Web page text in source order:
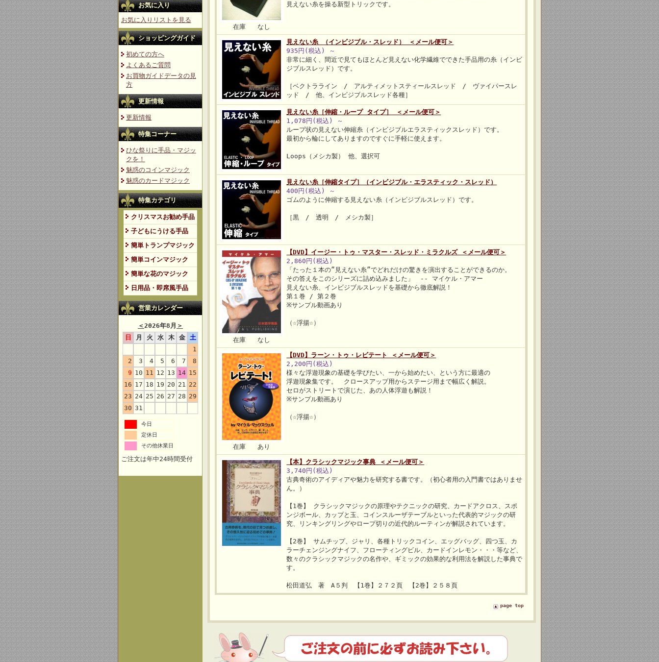
お気に入り
お気に入りリストを見る
ショッピングガイド
初めての方へ
よくあるご質問
お買物ガイドデータの見
方
更新情報
更新情報
特集コーナー
ひな祭りに手品・マジッ
クを！
魅惑のコインマジック
魅惑のカードマジック
特集カテゴリ
クリスマスお勧め手品
子どもにうける手品
簡単トランプマジック
簡単コインマジック
簡単な花のマジック
日用品・即席風手品
営業カレンダー
＜2026年8月 ＞
日
月 火 水 木 金
土
1
2
3 4 5 6 7
8
9 10 11 12 13 14 15
16 17 18 19 20 21 22
23 24 25 26 27 28 29
30 31
今日
定休日
その他休業日
ご注文は年中24時間受付
在庫 なし
見えない糸を操る新型トリックです。
見えない糸 （インビジブル・スレッド） ＜メール便可＞
935円(税込)
～
非常に細く、間近で見てもほとんど見えない化学繊維でできた手品用の糸（インビ
ジブルスレッド）です。
［ベクトラライン / アルティメットスティールスレッド / ヴァイパースレ
ッド / 他、インビジブルスレッド各種］
見えない糸［伸縮・ループ タイプ］ ＜メール便可＞
1,078円(税込)
～
ループ状の見えない伸縮糸（インビジブルエラスティックスレッド）です。
最初から輪にしてありますのですぐに手軽に使えます。
Loops（メシカ製） 他、選択可
見えない糸［伸縮タイプ］（インビジブル・エラスティック・スレッド）
400円(税込)
～
ゴムのように伸縮する見えない糸（インビジブルスレッド）です。
［黒 / 透明 / メシカ製］
在庫 なし
【DVD】イージー・トゥ・マスター・スレッド・ミラクルズ ＜メール便可＞
2,860円(税込)
「たった１本の”見えない糸”でどれだけの驚きを演出することができるのか。
その答えをこのシリーズに詰め込みました」 -- マイケル・アマー
見えない糸、インビジブルスレッドを基礎から徹底解説！
第１巻 / 第２巻
※サンプル動画あり
（☆浮揚☆）
在庫 あり
【DVD】ラーン・トゥ・レビテート ＜メール便可＞
2,200円(税込)
様々な浮遊現象の基礎を学びたい、一から始めたい、という方に最適の
浮遊現象集です。 クロースアップ用からステージ用まで幅広く解説。
セロがストリートで演じた、あの人体浮遊も解説！
※サンプル動画あり
（☆浮揚☆）
【本】クラシックマジック事典 ＜メール便可＞
3,740円(税込)
古典奇術のアイディアや魅力を研究する書です。（初心者用の入門書ではありませ
ん。）
【1巻】 クラシックマジックの原理やテクニックの研究、カードアクロス、スポ
ンジボール、カップと玉、コインスルーザテーブルといった代表的マジックの研
究、リンキングリングやロープ切りの近代的ルーティンが解説されています。
【2巻】 サムチップ、ジャリ、各種トリックコイン、エッグバッグ、四つ玉、カ
ラーチェンジングナイフ、フローティングビル、カードインレモン・・・等など、
数々のクラシックマジックの名作や、ギミックの効果的な利用法を解説した事典で
す。
松田道弘 著 A５判 【1巻】２７２頁 【2巻】２５８頁
page top